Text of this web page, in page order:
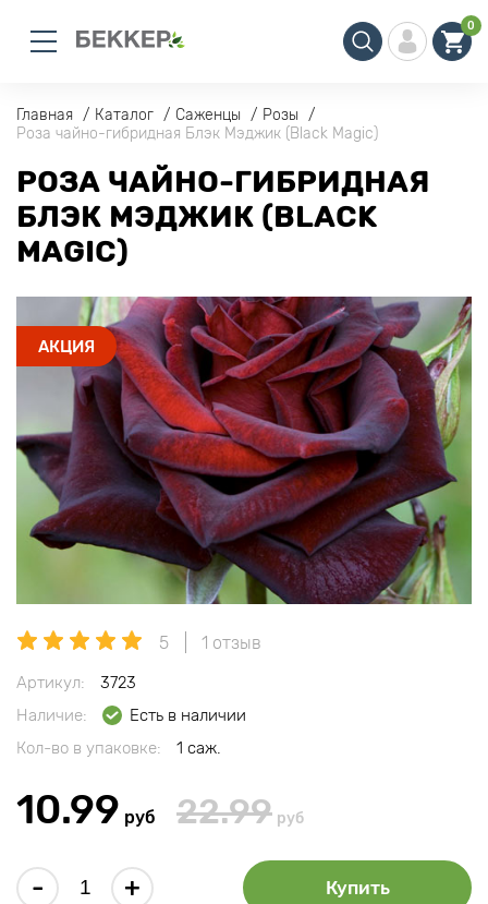
0
Главная Каталог Саженцы
Розы
Роза чайно-гибридная Блэк Мэджик (Black Magic)
РОЗА ЧАЙНО-ГИБРИДНАЯ
БЛЭК МЭДЖИК (BLACK
MAGIC)
АКЦИЯ
5 1 отзыв
Артикул:
3723
Наличие:
Есть в наличии
Кол-во в упаковке:
1 саж.
10.99 руб 22.99 руб
- + Купить